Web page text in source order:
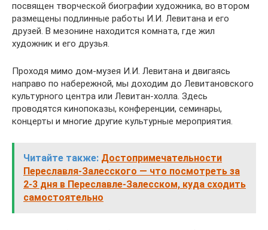
посвящен творческой биографии художника, во втором
размещены подлинные работы И.И. Левитана и его
друзей. В мезонине находится комната, где жил
художник и его друзья.
Проходя мимо дом-музея И.И. Левитана и двигаясь
направо по набережной, мы доходим до Левитановского
культурного центра или Левитан-холла. Здесь
проводятся кинопоказы, конференции, семинары,
концерты и многие другие культурные мероприятия.
Читайте также: Достопримечательности
Переславля-Залесского — что посмотреть за
2-3 дня в Переславле-Залесском, куда сходить
самостоятельно